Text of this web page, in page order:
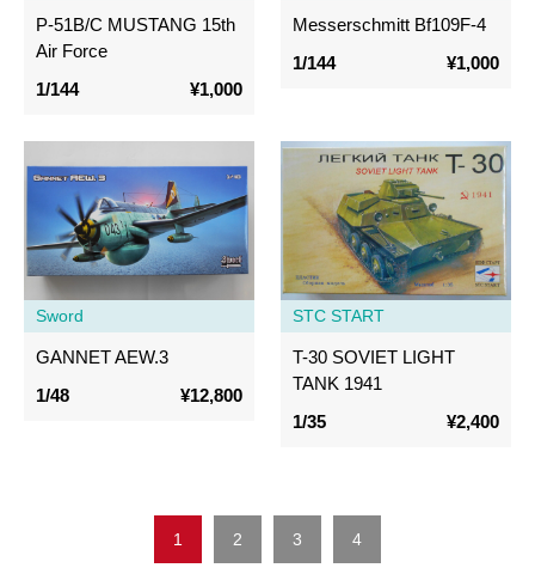
P-51B/C MUSTANG 15th
Air Force
1/144
¥1,000
Messerschmitt Bf109F-4
1/144
¥1,000
Sword
GANNET AEW.3
1/48
¥12,800
STC START
T-30 SOVIET LIGHT
TANK 1941
1/35
¥2,400
1 2 3 4